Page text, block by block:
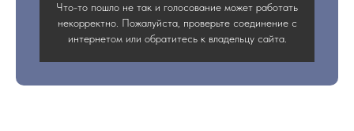
Что-то пошло не так и голосование может работать
некорректно. Пожалуйста, проверьте соединение с
интернетом или обратитесь к владельцу сайта.